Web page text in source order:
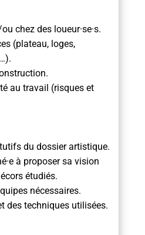
chez des loueur·se·s.
(plateau, loges,
au travail (risques et
du dossier artistique.
à proposer sa vision
étudiés.
nécessaires.
des techniques utilisées.